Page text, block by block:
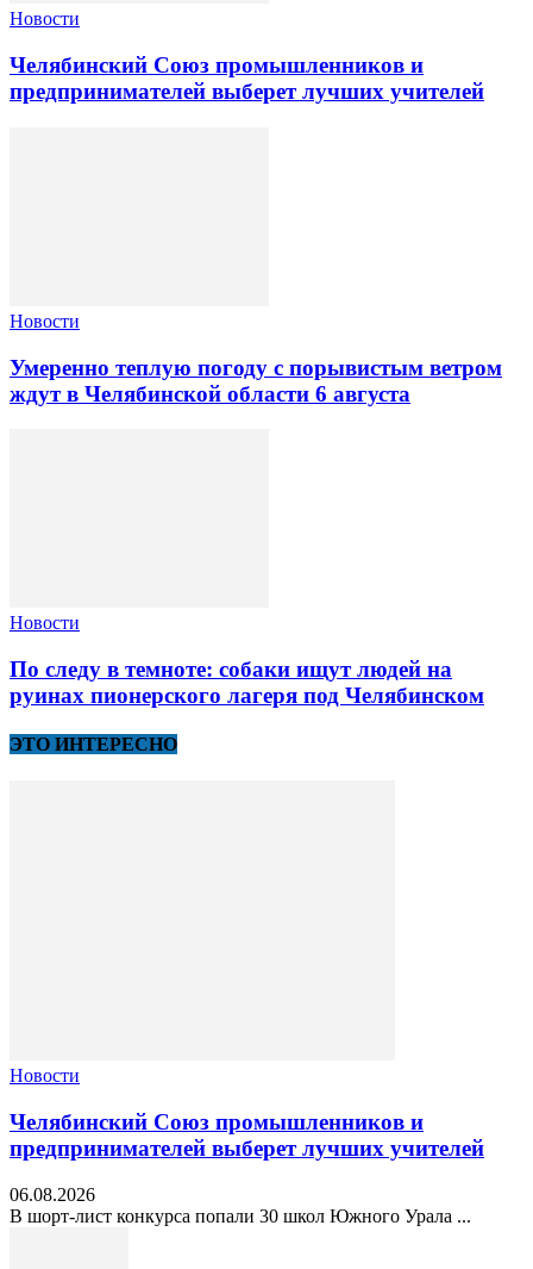
Новости
Челябинский Союз промышленников и
предпринимателей выберет лучших учителей
Новости
Умеренно теплую погоду с порывистым ветром
ждут в Челябинской области 6 августа
Новости
По следу в темноте: собаки ищут людей на
руинах пионерского лагеря под Челябинском
ЭТО ИНТЕРЕСНО
Новости
Челябинский Союз промышленников и
предпринимателей выберет лучших учителей
06.08.2026
В шорт‑лист конкурса попали 30 школ Южного Урала ...